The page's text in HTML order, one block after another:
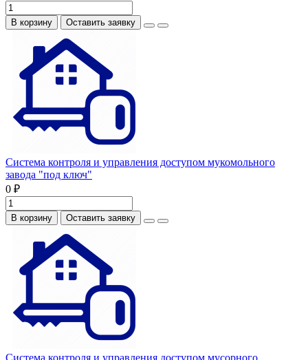
В корзину Оставить заявку
Система контроля и управления доступом мукомольного
завода "под ключ"
0 ₽
В корзину Оставить заявку
Система контроля и управления доступом мусорного